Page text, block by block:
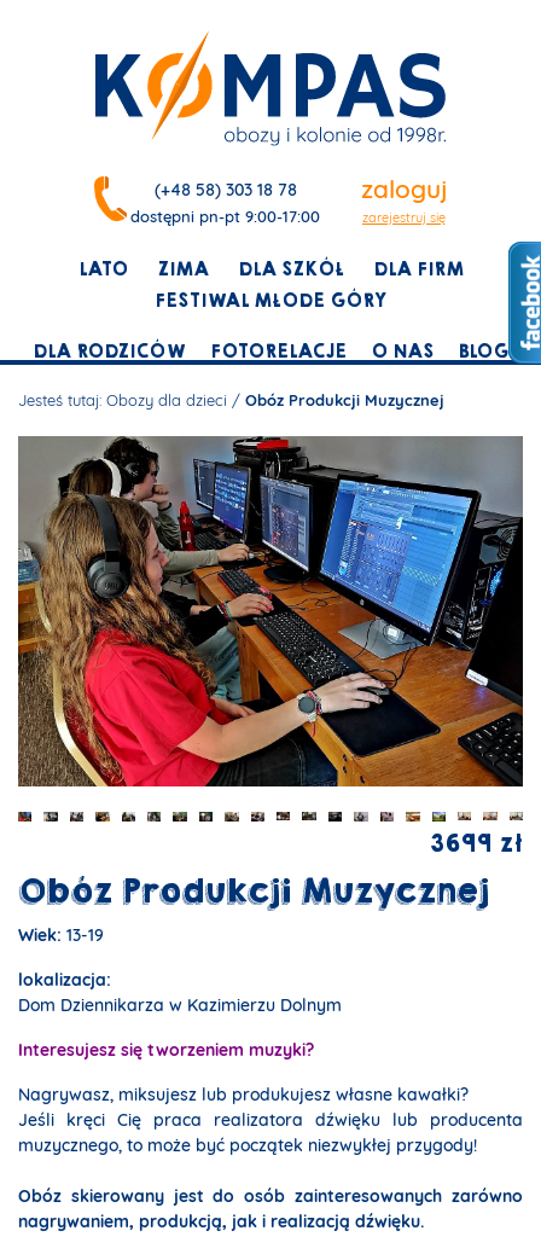
(+48 58) 303 18 78
dostępni pn-pt 9:00-17:00
zaloguj
zarejestruj się
LATO ZIMA DLA SZKÓŁ
DLA FIRM
FESTIWAL MŁODE GÓRY
DLA RODZICÓW
FOTORELACJE O NAS BLOG
Jesteś tutaj: Obozy dla dzieci / Obóz Produkcji Muzycznej
3699 zł
Obóz Produkcji Muzycznej
Wiek: 13-19
lokalizacja:
Dom Dziennikarza w Kazimierzu Dolnym
Interesujesz się tworzeniem muzyki?
Nagrywasz, miksujesz lub produkujesz własne kawałki?
Jeśli kręci Cię praca realizatora dźwięku lub producenta
muzycznego, to może być początek niezwykłej przygody!
Obóz skierowany jest do osób zainteresowanych zarówno
nagrywaniem, produkcją, jak i realizacją dźwięku.